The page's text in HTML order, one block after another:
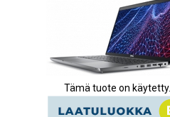
Tämä tuote on käytetty.